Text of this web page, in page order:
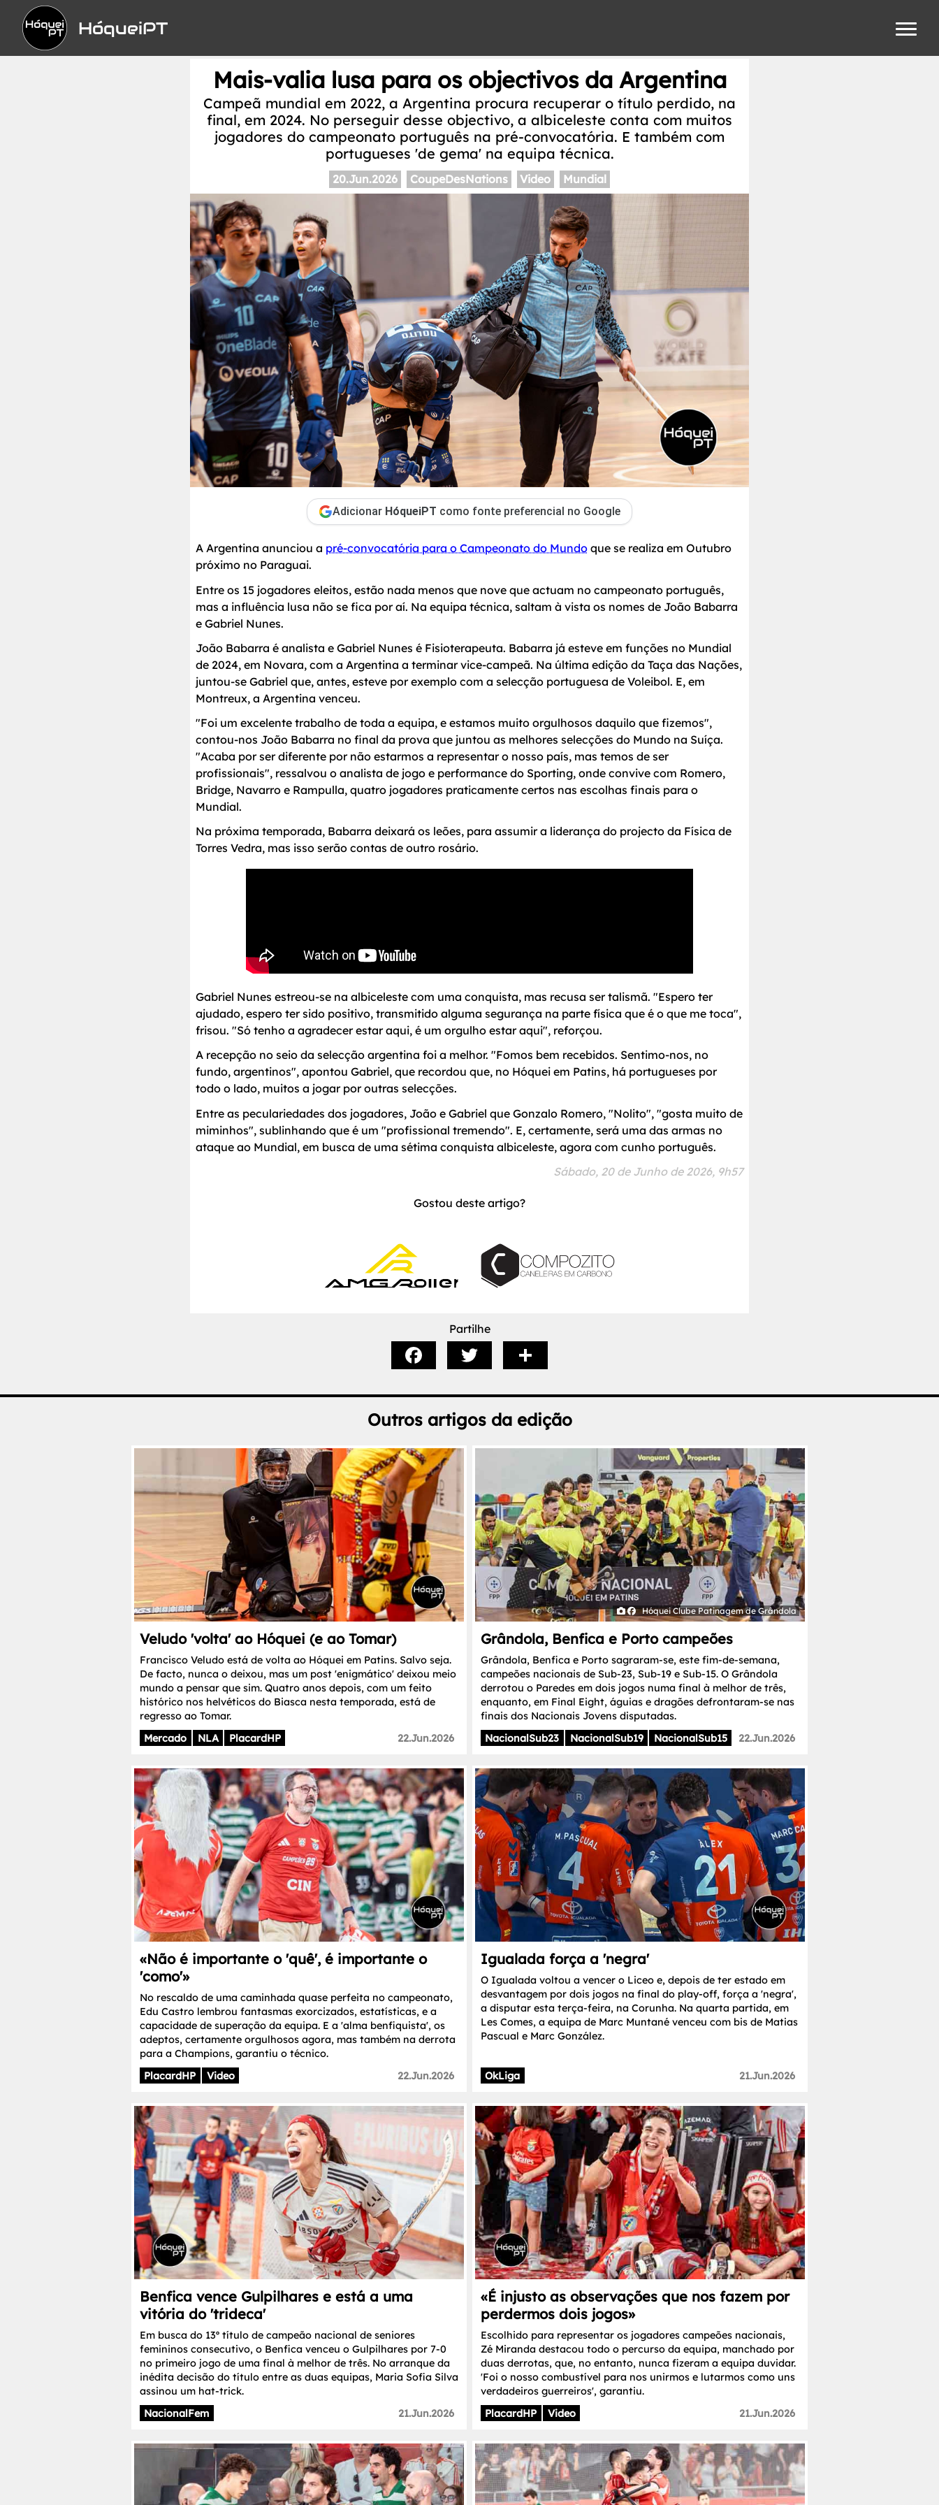
HóqueiPT
Mais-valia lusa para os objectivos da Argentina
Campeã mundial em 2022, a Argentina procura recuperar o título perdido, na
final, em 2024. No perseguir desse objectivo, a albiceleste conta com muitos
jogadores do campeonato português na pré-convocatória. E também com
portugueses 'de gema' na equipa técnica.
20.Jun.2026 CoupeDesNations Video Mundial
Adicionar HóqueiPT como fonte preferencial no Google
A Argentina anunciou a pré-convocatória para o Campeonato do Mundo que se realiza em Outubro
próximo no Paraguai.
Entre os 15 jogadores eleitos, estão nada menos que nove que actuam no campeonato português,
mas a influência lusa não se fica por aí. Na equipa técnica, saltam à vista os nomes de João Babarra
e Gabriel Nunes.
João Babarra é analista e Gabriel Nunes é Fisioterapeuta. Babarra já esteve em funções no Mundial
de 2024, em Novara, com a Argentina a terminar vice-campeã. Na última edição da Taça das Nações,
juntou-se Gabriel que, antes, esteve por exemplo com a selecção portuguesa de Voleibol. E, em
Montreux, a Argentina venceu.
"Foi um excelente trabalho de toda a equipa, e estamos muito orgulhosos daquilo que fizemos",
contou-nos João Babarra no final da prova que juntou as melhores selecções do Mundo na Suíça.
"Acaba por ser diferente por não estarmos a representar o nosso país, mas temos de ser
profissionais", ressalvou o analista de jogo e performance do Sporting, onde convive com Romero,
Bridge, Navarro e Rampulla, quatro jogadores praticamente certos nas escolhas finais para o
Mundial.
Na próxima temporada, Babarra deixará os leões, para assumir a liderança do projecto da Física de
Torres Vedra, mas isso serão contas de outro rosário.
Gabriel Nunes estreou-se na albiceleste com uma conquista, mas recusa ser talismã. "Espero ter
ajudado, espero ter sido positivo, transmitido alguma segurança na parte física que é o que me toca",
frisou. "Só tenho a agradecer estar aqui, é um orgulho estar aqui", reforçou.
A recepção no seio da selecção argentina foi a melhor. "Fomos bem recebidos. Sentimo-nos, no
fundo, argentinos", apontou Gabriel, que recordou que, no Hóquei em Patins, há portugueses por
todo o lado, muitos a jogar por outras selecções.
Entre as peculariedades dos jogadores, João e Gabriel que Gonzalo Romero, "Nolito", "gosta muito de
miminhos", sublinhando que é um "profissional tremendo". E, certamente, será uma das armas no
ataque ao Mundial, em busca de uma sétima conquista albiceleste, agora com cunho português.
Sábado, 20 de Junho de 2026, 9h57
Gostou deste artigo?
Partilhe
Outros artigos da edição
Veludo 'volta' ao Hóquei (e ao Tomar)
Francisco Veludo está de volta ao Hóquei em Patins. Salvo seja.
De facto, nunca o deixou, mas um post 'enigmático' deixou meio
mundo a pensar que sim. Quatro anos depois, com um feito
histórico nos helvéticos do Biasca nesta temporada, está de
regresso ao Tomar.
Mercado
NLA PlacardHP 22.Jun.2026
Hóquei Clube Patinagem de Grândola
Grândola, Benfica e Porto campeões
Grândola, Benfica e Porto sagraram-se, este fim-de-semana,
campeões nacionais de Sub-23, Sub-19 e Sub-15. O Grândola
derrotou o Paredes em dois jogos numa final à melhor de três,
enquanto, em Final Eight, águias e dragões defrontaram-se nas
finais dos Nacionais Jovens disputadas.
NacionalSub23
NacionalSub19 NacionalSub15 22.Jun.2026
«Não é importante o 'quê', é importante o
'como'»
No rescaldo de uma caminhada quase perfeita no campeonato,
Edu Castro lembrou fantasmas exorcizados, estatísticas, e a
capacidade de superação da equipa. E a 'alma benfiquista', os
adeptos, certamente orgulhosos agora, mas também na derrota
para a Champions, garantiu o técnico.
PlacardHP
Video 22.Jun.2026
Igualada força a 'negra'
O Igualada voltou a vencer o Liceo e, depois de ter estado em
desvantagem por dois jogos na final do play-off, força a 'negra',
a disputar esta terça-feira, na Corunha. Na quarta partida, em
Les Comes, a equipa de Marc Muntané venceu com bis de Matias
Pascual e Marc González.
OkLiga 21.Jun.2026
Benfica vence Gulpilhares e está a uma
vitória do 'trideca'
Em busca do 13º título de campeão nacional de seniores
femininos consecutivo, o Benfica venceu o Gulpilhares por 7-0
no primeiro jogo de uma final à melhor de três. No arranque da
inédita decisão do título entre as duas equipas, Maria Sofia Silva
assinou um hat-trick.
NacionalFem
21.Jun.2026
«É injusto as observações que nos fazem por
perdermos dois jogos»
Escolhido para representar os jogadores campeões nacionais,
Zé Miranda destacou todo o percurso da equipa, manchado por
duas derrotas, que, no entanto, nunca fizeram a equipa duvidar.
'Foi o nosso combustível para nos unirmos e lutarmos como uns
verdadeiros guerreiros', garantiu.
PlacardHP
Video 21.Jun.2026